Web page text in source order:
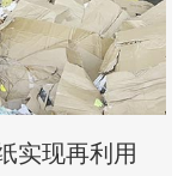
实现再利用